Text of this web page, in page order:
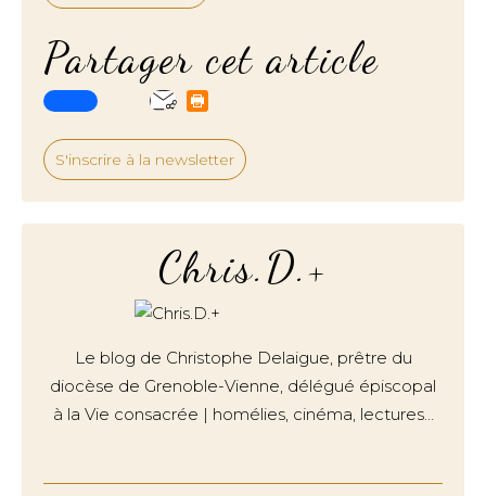
Partager cet article
S'inscrire à la newsletter
Chris.D.+
Le blog de Christophe Delaigue, prêtre du
diocèse de Grenoble-Vienne, délégué épiscopal
à la Vie consacrée | homélies, cinéma, lectures…